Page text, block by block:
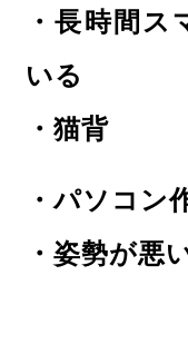
・長時間
いる
・猫背
・パソコン
・姿勢が悪